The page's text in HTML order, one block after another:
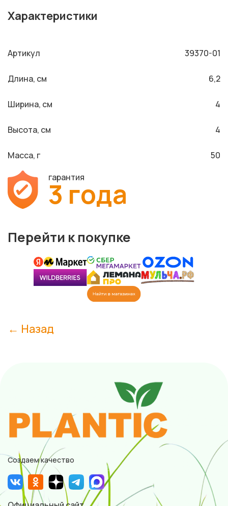
Характеристики
Артикул 39370-01
Длина, см 6,2
Ширина, см 4
Высота, см 4
Масса, г
50
гарантия
3 года
Перейти к покупке
← Назад
Создаем качество